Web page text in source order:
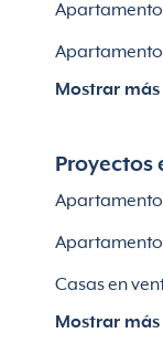
Mostrar más
Proyectos
Casas en
Villas en
Mostrar más